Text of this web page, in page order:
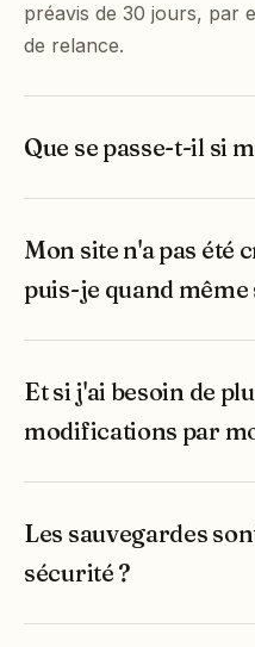
préavis de 30 jours, par
de relance.
Que se passe-t-il si
Mon site n'a pas été
puis-je quand
Et si j'ai besoin de
modifications par
Les sauvegardes
sécurité ?